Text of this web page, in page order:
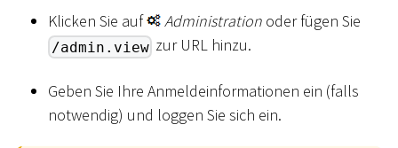
Klicken Sie auf Administration oder fügen Sie
/admin.view zur URL hinzu.
Geben Sie Ihre Anmeldeinformationen ein (falls
notwendig) und loggen Sie sich ein.